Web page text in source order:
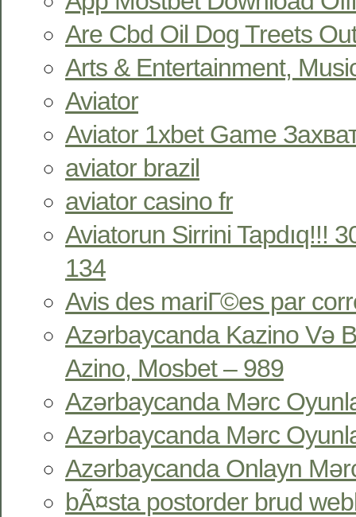
Are Cbd Oil Dog Treets
Arts & Entertainment,
Aviator
Aviator 1xbet Game
aviator brazil
aviator casino fr
Aviatorun Sirrini Tapdıq!!!
134
Avis des mariГ©es par
Azərbaycanda Kazino Və
Azino, Mosbet – 989
Azərbaycanda Mərc
Azərbaycanda Mərc
Azərbaycanda Onlayn
bÃ¤sta postorder brud